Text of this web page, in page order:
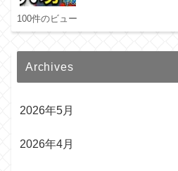
100件のビュー
Archives
2026年5月
2026年4月